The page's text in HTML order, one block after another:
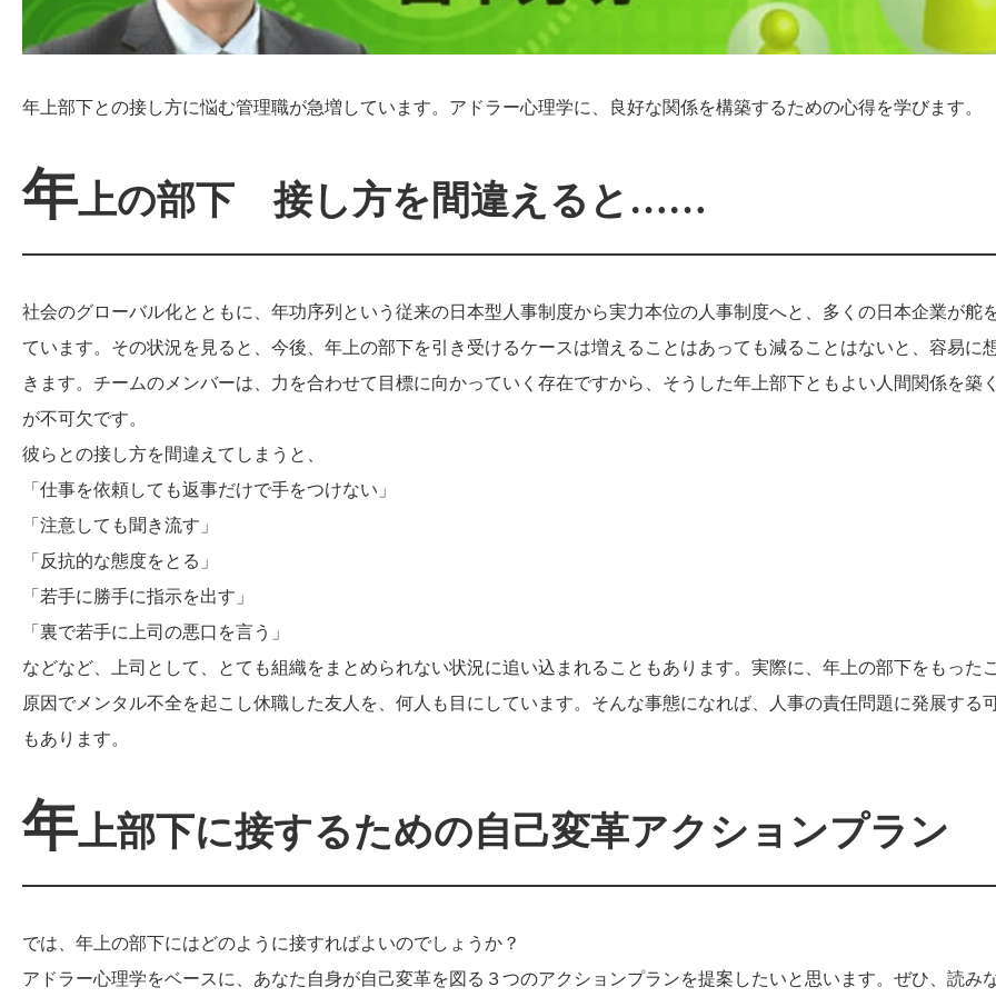
年上部下との接し方に悩む管理職が急増しています。アドラー心理学に、良好な関係を構築するための心得を学びます。
年上の部下 接し方を間違えると……
社会のグローバル化とともに、年功序列という従来の日本型人事制度から実力本位の人事制度へと、多くの日本企業が舵
ています。その状況を見ると、今後、年上の部下を引き受けるケースは増えることはあっても減ることはないと、容易に
きます。チームのメンバーは、力を合わせて目標に向かっていく存在ですから、そうした年上部下ともよい人間関係を築
が不可欠です。
彼らとの接し方を間違えてしまうと、
「仕事を依頼しても返事だけで手をつけない」
「注意しても聞き流す」
「反抗的な態度をとる」
「若手に勝手に指示を出す」
「裏で若手に上司の悪口を言う」
などなど、上司として、とても組織をまとめられない状況に追い込まれることもあります。実際に、年上の部下をもった
原因でメンタル不全を起こし休職した友人を、何人も目にしています。そんな事態になれば、人事の責任問題に発展する
もあります。
年上部下に接するための自己変革アクションプラン
では、年上の部下にはどのように接すればよいのでしょうか？
アドラー心理学をベースに、あなた自身が自己変革を図る３つのアクションプランを提案したいと思います。ぜひ、読み